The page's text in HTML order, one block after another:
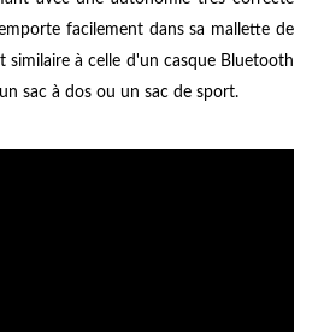
facilement dans sa mallette de
à celle d'un casque Bluetooth
sac à dos ou un sac de sport.